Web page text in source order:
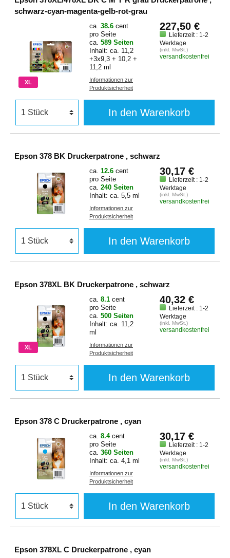
schwarz-cyan-magenta-gelb-rot-grau
XL
ca. 38.6 cent
pro Seite
ca. 589 Seiten
Inhalt: ca. 11,2
+3x9,3 + 10,2 +
11,2 ml
Informationen zur
Produktsicherheit
227,50 €
Lieferzeit : 1-2
Werktage
(inkl. MwSt.)
versandkostenfrei
In den Warenkorb
Epson 378 BK Druckerpatrone , schwarz
ca. 12.6 cent
pro Seite
ca. 240 Seiten
Inhalt: ca. 5,5 ml
Informationen zur
Produktsicherheit
30,17 €
Lieferzeit : 1-2
Werktage
(inkl. MwSt.)
versandkostenfrei
In den Warenkorb
Epson 378XL BK Druckerpatrone , schwarz
XL
ca. 8.1 cent
pro Seite
ca. 500 Seiten
Inhalt: ca. 11,2
ml
Informationen zur
Produktsicherheit
40,32 €
Lieferzeit : 1-2
Werktage
(inkl. MwSt.)
versandkostenfrei
In den Warenkorb
Epson 378 C Druckerpatrone , cyan
ca. 8.4 cent
pro Seite
ca. 360 Seiten
Inhalt: ca. 4,1 ml
Informationen zur
Produktsicherheit
30,17 €
Lieferzeit : 1-2
Werktage
(inkl. MwSt.)
versandkostenfrei
In den Warenkorb
Epson 378XL C Druckerpatrone , cyan